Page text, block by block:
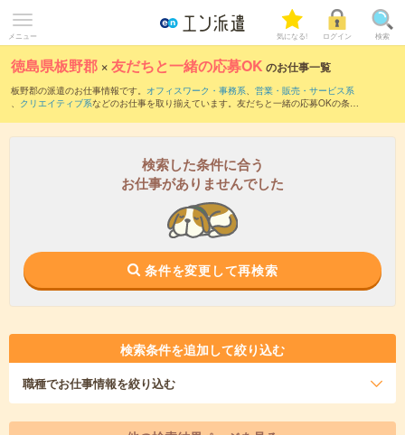
メニュー 気になる! ログイン 検索
徳島県板野郡 ×友だちと一緒の応募OK のお仕事一覧
板野郡の派遣のお仕事情報です。 オフィスワーク・事務系、 営業・販売・サービス系
、 クリエイティブ系などのお仕事を取り揃えています。友だちと一緒の応募OKの条件
検索した条件に合う
お仕事がありませんでした
条件を変更して再検索
検索条件を追加して絞り込む
職種でお仕事情報を絞り込む